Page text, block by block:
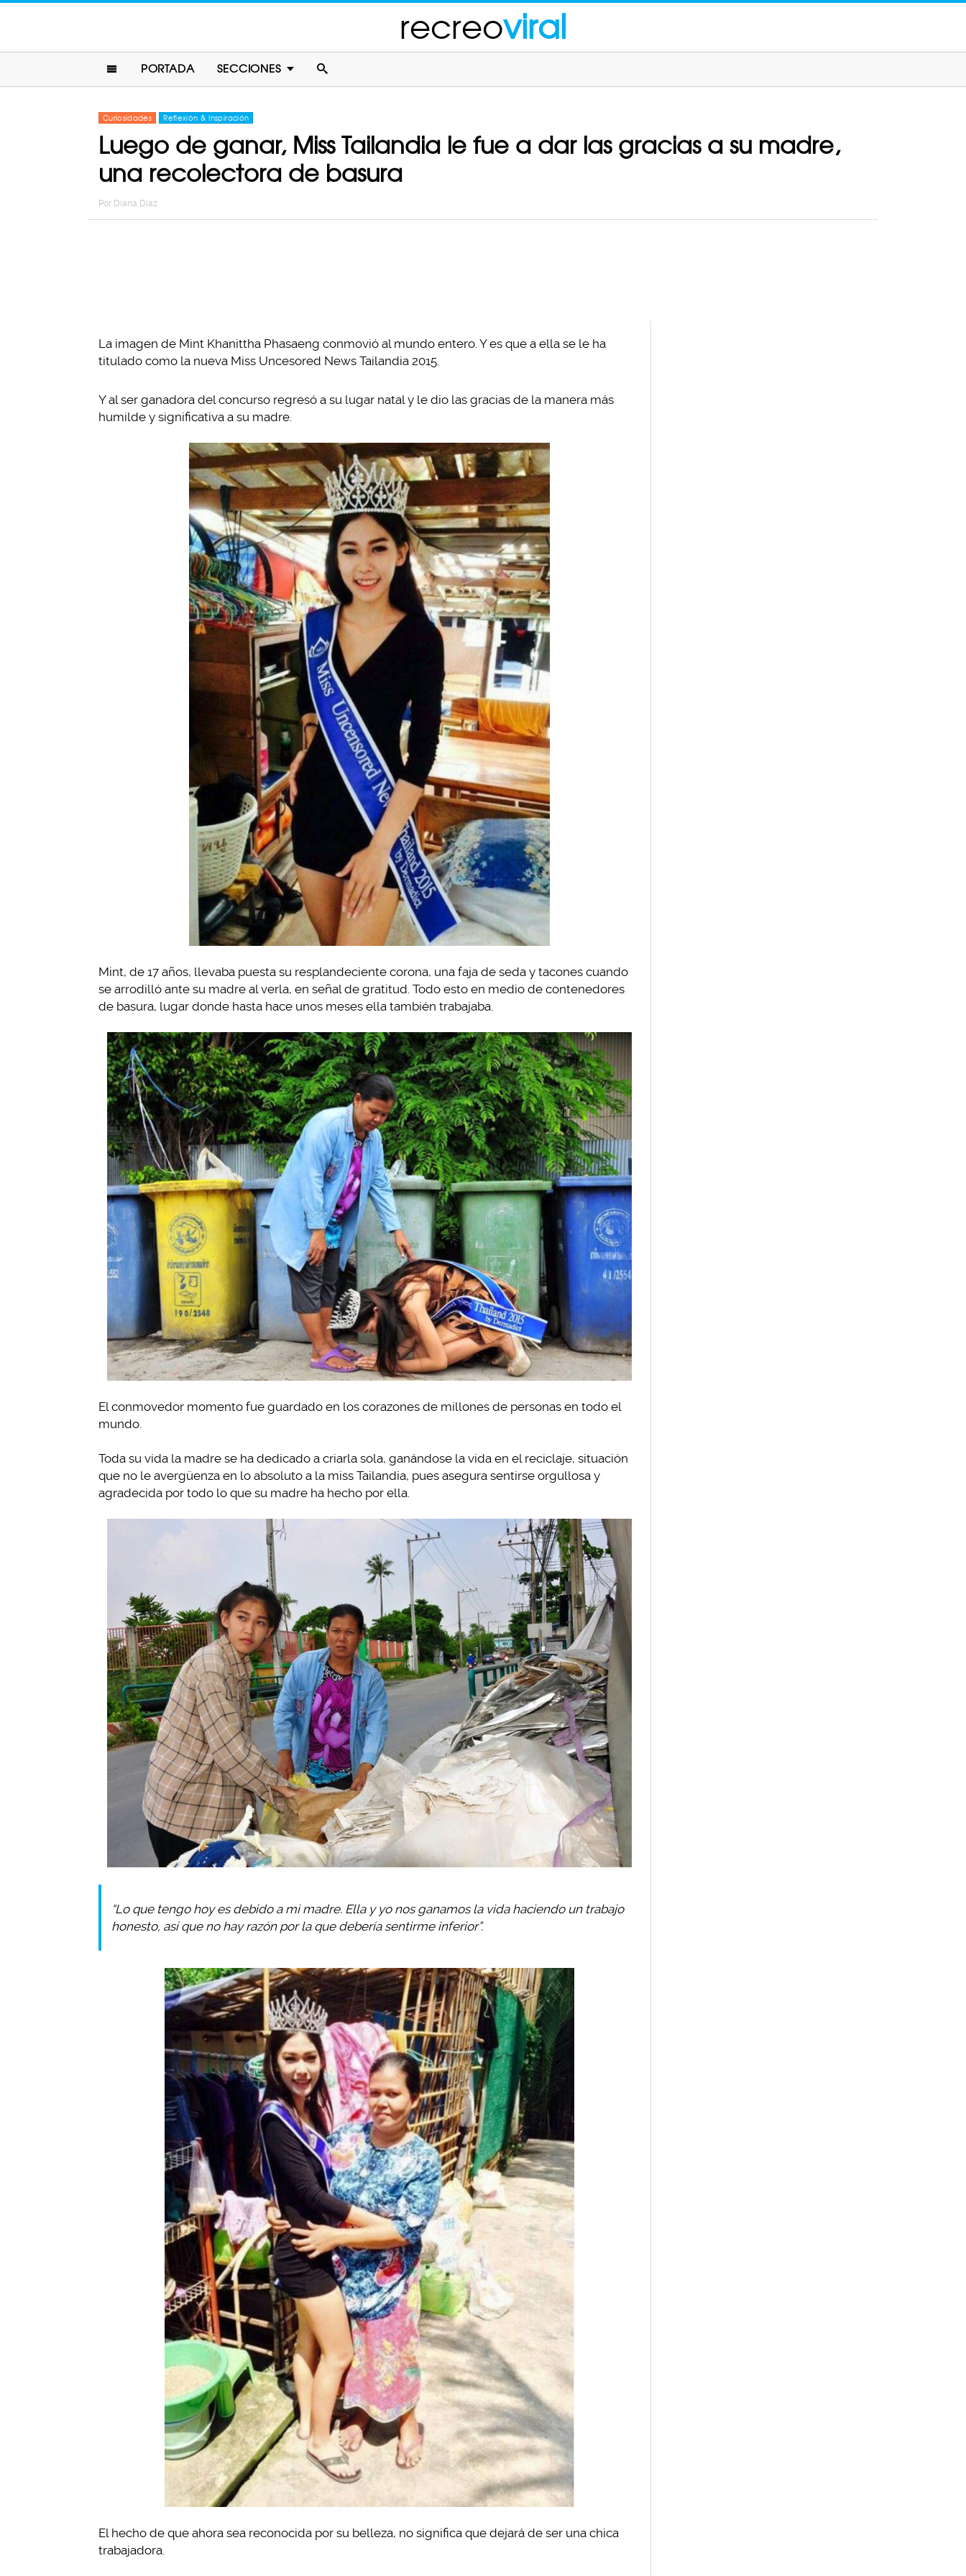
recreoviral
PORTADA SECCIONES
Curiosidades Reflexión & Inspiración
Luego de ganar, Miss Tailandia le fue a dar las gracias a su madre,
una recolectora de basura
Por Diana Diaz
La imagen de Mint Khanittha Phasaeng conmovió al mundo entero. Y es que a ella se le ha
titulado como la nueva Miss Uncesored News Tailandia 2015.
Y al ser ganadora del concurso regresó a su lugar natal y le dio las gracias de la manera más
humilde y significativa a su madre.
Mint, de 17 años, llevaba puesta su resplandeciente corona, una faja de seda y tacones cuando
se arrodilló ante su madre al verla, en señal de gratitud. Todo esto en medio de contenedores
de basura, lugar donde hasta hace unos meses ella también trabajaba.
El conmovedor momento fue guardado en los corazones de millones de personas en todo el
mundo.
Toda su vida la madre se ha dedicado a criarla sola, ganándose la vida en el reciclaje, situación
que no le avergüenza en lo absoluto a la miss Tailandia, pues asegura sentirse orgullosa y
agradecida por todo lo que su madre ha hecho por ella.
“Lo que tengo hoy es debido a mi madre. Ella y yo nos ganamos la vida haciendo un trabajo
honesto, así que no hay razón por la que debería sentirme inferior”.
El hecho de que ahora sea reconocida por su belleza, no significa que dejará de ser una chica
trabajadora.